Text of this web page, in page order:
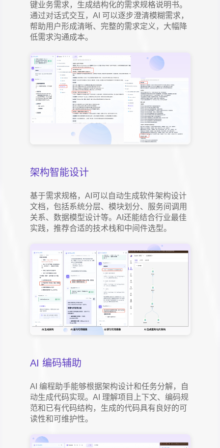
键业务需求，生成结构化的需求规格说明书。
通过对话式交互，AI 可以逐步澄清模糊需求，
帮助用户形成清晰、完整的需求定义，大幅降
低需求沟通成本。
架构智能设计
基于需求规格，AI可以自动生成软件架构设计
文档，包括系统分层、模块划分、服务间调用
关系、数据模型设计等。AI还能结合行业最佳
实践，推荐合适的技术栈和中间件选型。
AI 编码辅助
AI 编程助手能够根据架构设计和任务分解，自
动生成代码实现。AI 理解项目上下文、编码规
范和已有代码结构，生成的代码具有良好的可
读性和可维护性。